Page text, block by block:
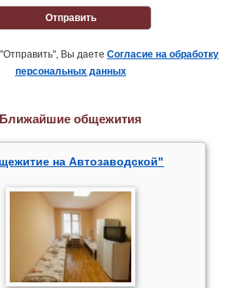
Отправить
Вы даете Согласие на обработку
персональных данных
Ближайшие общежития
на Автозаводской"